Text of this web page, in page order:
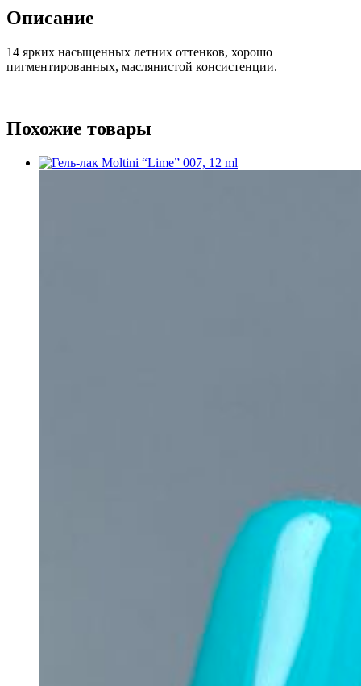
014,
12
Описание
14 ярких насыщенных летних оттенков, хорошо
пигментированных, маслянистой консистенции.
Похожие товары